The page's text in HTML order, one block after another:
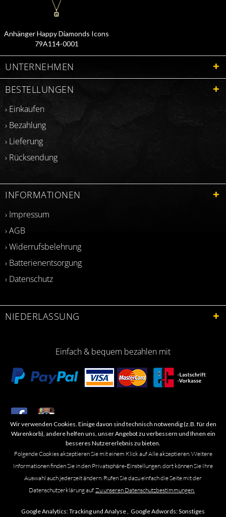
Anhänger Happy Diamonds Icons
79A114-0001
UNTERNEHMEN
BESTELLUNGEN
› Einkaufen
› Bezahlung
› Lieferung
› Rücksendung
INFORMATIONEN
› Impressum
› AGB
› Widerrufsbelehrung
› Batterienentsorgung
› Datenschutz
NIEDERLASSUNG
Einfach & bequem bezahlen mit
​Letzte Aktualisierung: 06.2026
Marken- oder Warenzeichen werden in der Regel nicht als solche kenntlich
gemacht. Das Fehlen einer solchen Kennzeichnung bedeutet nicht, dass es
Wir verwenden Cookies. Einige davon sind technisch notwendig (z.B. für den
Warenkorb), andere helfen uns, unser Angebot zu verbessern und Ihnen ein
besseres Nutzererlebnis zu bieten.
Folgende Cookies akzeptieren Sie mit einem Klick auf Alle akzeptieren. Weitere
Informationen finden Sie in den Privatsphäre-Einstellungen, dort können Sie Ihre
Auswahl auch jederzeit ändern. Rufen Sie dazu einfach die Seite mit der
Datenschutzerklärung auf.Zu unseren Datenschutzbestimmungen.
Google Analytics:Tracking und Analyse , Google Adwords:Sonstiges